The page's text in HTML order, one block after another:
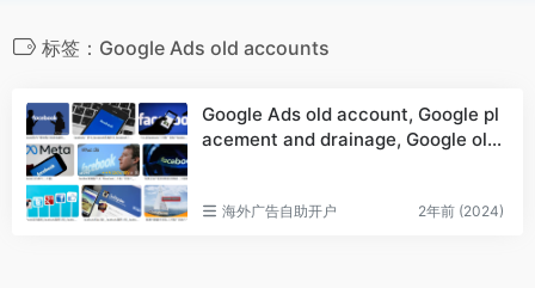
标签：Google Ads old accounts
Google Ads old account, Google pl
acement and drainage, Google old
tic old account
海外广告自助开户 2年前 (2024)